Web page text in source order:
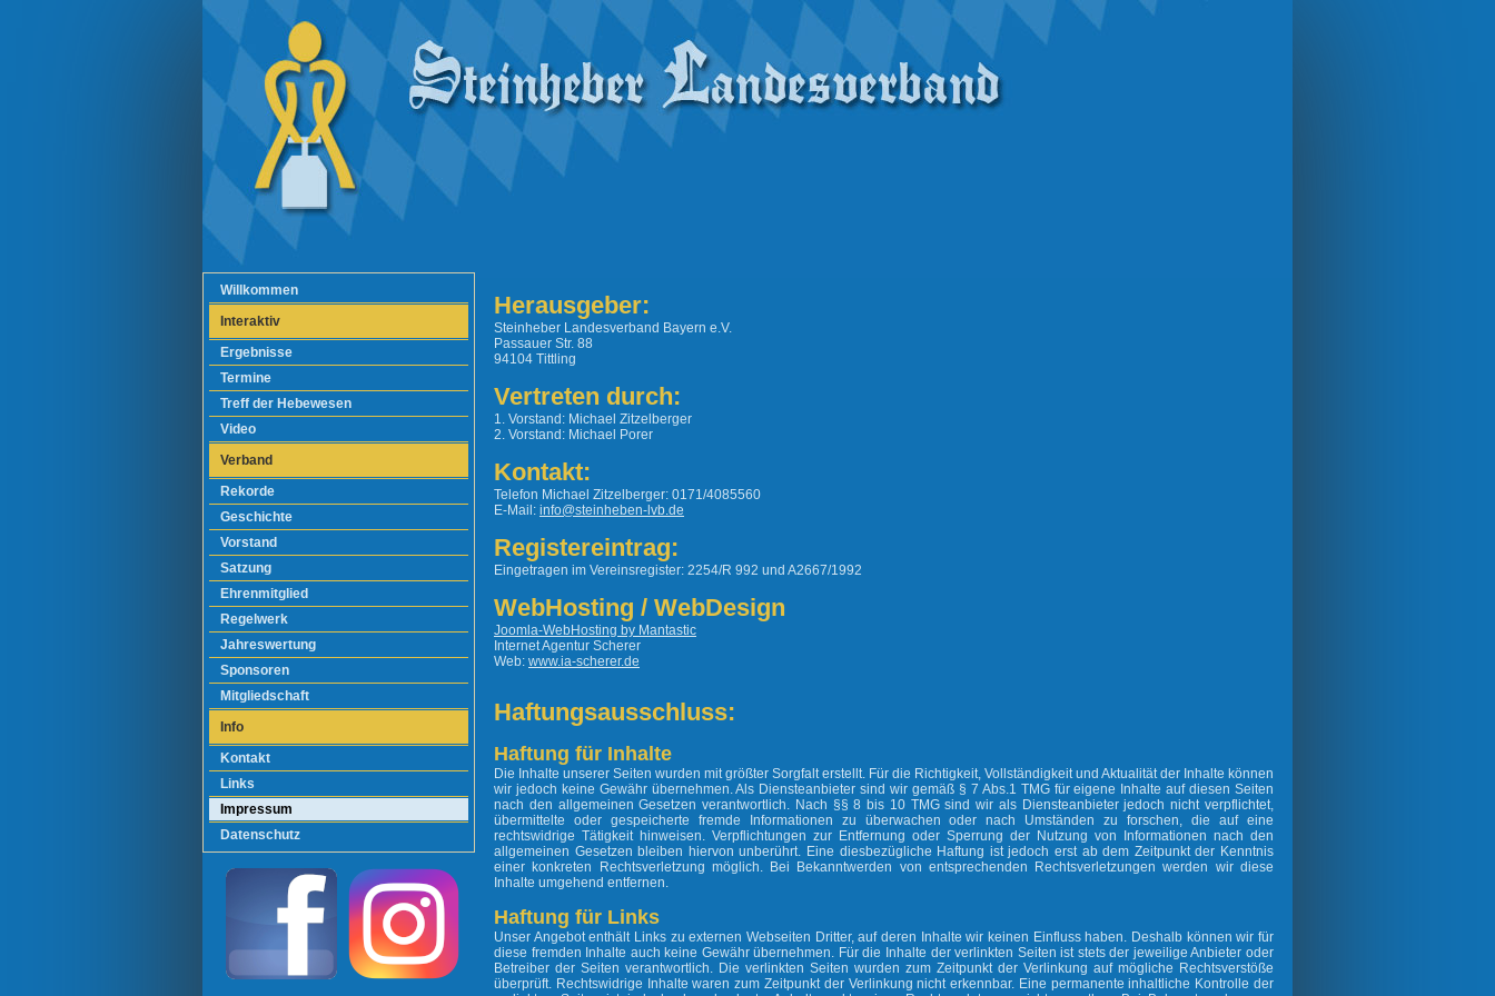
Willkommen
Interaktiv
Ergebnisse
Termine
Treff der Hebewesen
Video
Verband
Rekorde
Geschichte
Vorstand
Satzung
Ehrenmitglied
Regelwerk
Jahreswertung
Sponsoren
Mitgliedschaft
Info
Kontakt
Links
Impressum
Datenschutz
Herausgeber:
Steinheber Landesverband Bayern e.V.
Passauer Str. 88
94104 Tittling
Vertreten durch:
1. Vorstand: Michael Zitzelberger
2. Vorstand: Michael Porer
Kontakt:
Telefon Michael Zitzelberger: 0171/4085560
E-Mail: info@steinheben-lvb.de
Registereintrag:
Eingetragen im Vereinsregister: 2254/R 992 und A2667/1992
WebHosting / WebDesign
Joomla-WebHosting by Mantastic
Internet Agentur Scherer
Web: www.ia-scherer.de
Haftungsausschluss:
Haftung für Inhalte
Die Inhalte unserer Seiten wurden mit größter Sorgfalt erstellt. Für die Richtigkeit, Vollständigkeit und Aktualität der Inhalte können
wir jedoch keine Gewähr übernehmen. Als Diensteanbieter sind wir gemäß § 7 Abs.1 TMG für eigene Inhalte auf diesen Seiten
nach den allgemeinen Gesetzen verantwortlich. Nach §§ 8 bis 10 TMG sind wir als Diensteanbieter jedoch nicht verpflichtet,
übermittelte oder gespeicherte fremde Informationen zu überwachen oder nach Umständen zu forschen, die auf eine
rechtswidrige Tätigkeit hinweisen. Verpflichtungen zur Entfernung oder Sperrung der Nutzung von Informationen nach den
allgemeinen Gesetzen bleiben hiervon unberührt. Eine diesbezügliche Haftung ist jedoch erst ab dem Zeitpunkt der Kenntnis
einer konkreten Rechtsverletzung möglich. Bei Bekanntwerden von entsprechenden Rechtsverletzungen werden wir diese
Inhalte umgehend entfernen.
Haftung für Links
Unser Angebot enthält Links zu externen Webseiten Dritter, auf deren Inhalte wir keinen Einfluss haben. Deshalb können wir für
diese fremden Inhalte auch keine Gewähr übernehmen. Für die Inhalte der verlinkten Seiten ist stets der jeweilige Anbieter oder
Betreiber der Seiten verantwortlich. Die verlinkten Seiten wurden zum Zeitpunkt der Verlinkung auf mögliche Rechtsverstöße
überprüft. Rechtswidrige Inhalte waren zum Zeitpunkt der Verlinkung nicht erkennbar. Eine permanente inhaltliche Kontrolle der